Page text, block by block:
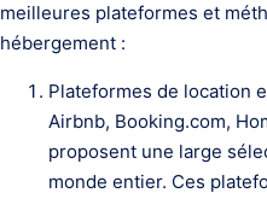
meilleures plateformes et
hébergement :
Plateformes de location
Airbnb, Booking.com,
proposent une large
monde entier. Ces